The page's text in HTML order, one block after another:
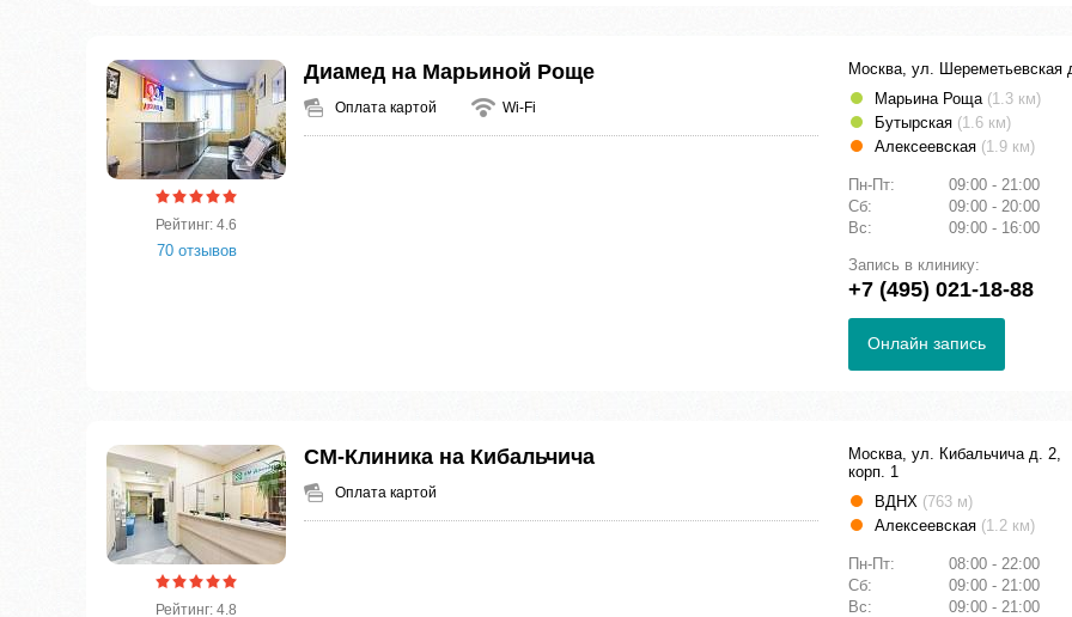
Рейтинг: 4.6
70 отзывов
Диамед на Марьиной Роще
Оплата картой Wi-Fi
Москва, ул. Шереметьевская
Марьина Роща (1.3 км)
Бутырская (1.6 км)
Алексеевская (1.9 км)
Пн-Пт:
09:00 - 21:00
Сб:
09:00 - 20:00
Вс:
09:00 - 16:00
Запись в клинику:
+7 (495) 021-18-88
Онлайн запись
Рейтинг: 4.8
СМ-Клиника на Кибальчича
Оплата картой
Москва, ул. Кибальчича д. 2,
корп. 1
ВДНХ (763 м)
Алексеевская (1.2 км)
Пн-Пт:
08:00 - 22:00
Сб:
09:00 - 21:00
Вс:
09:00 - 21:00